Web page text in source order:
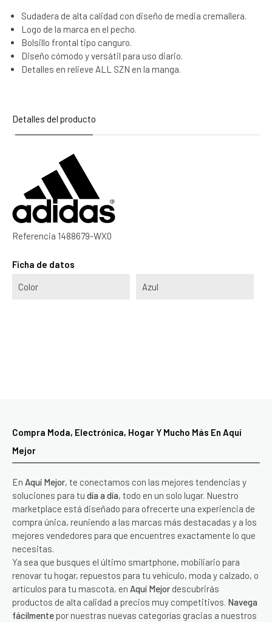
Sudadera de alta calidad con diseño de media cremallera.
Logo de la marca en el pecho.
Bolsillo frontal tipo canguro.
Diseño cómodo y versátil para uso diario.
Detalles en relieve ALL SZN en la manga.
Detalles del producto
Referencia 1488679-WX0
Ficha de datos
Color Azul
Compra Moda, Electrónica, Hogar Y Mucho Más En Aquí
Mejor
En Aquí Mejor, te conectamos con las mejores tendencias y
soluciones para tu día a día, todo en un solo lugar. Nuestro
marketplace está diseñado para ofrecerte una experiencia de
compra única, reuniendo a las marcas más destacadas y a los
mejores vendedores para que encuentres exactamente lo que
necesitas.
Ya sea que busques el último smartphone, mobiliario para
renovar tu hogar, repuestos para tu vehículo, moda y calzado, o
artículos para tu mascota, en Aquí Mejor descubrirás
productos de alta calidad a precios muy competitivos. Navega
fácilmente por nuestras nuevas categorías gracias a nuestros